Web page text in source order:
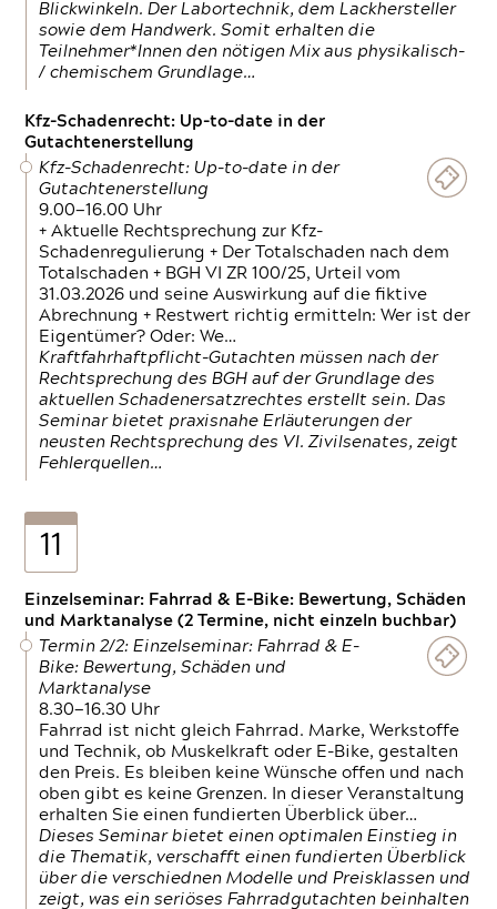
Blickwinkeln. Der Labortechnik, dem Lackhersteller
sowie dem Handwerk. Somit erhalten die
Teilnehmer*Innen den nötigen Mix aus physikalisch-
/ chemischem Grundlage…
Kfz-Schadenrecht: Up-to-date in der
Gutachtenerstellung
Kfz-Schadenrecht: Up-to-date in der
Gutachtenerstellung
9.00—16.00 Uhr
+ Aktuelle Rechtsprechung zur Kfz-
Schadenregulierung + Der Totalschaden nach dem
Totalschaden + BGH VI ZR 100/25, Urteil vom
31.03.2026 und seine Auswirkung auf die fiktive
Abrechnung + Restwert richtig ermitteln: Wer ist der
Eigentümer? Oder: We…
Kraftfahrhaftpflicht-Gutachten müssen nach der
Rechtsprechung des BGH auf der Grundlage des
aktuellen Schadenersatzrechtes erstellt sein. Das
Seminar bietet praxisnahe Erläuterungen der
neusten Rechtsprechung des VI. Zivilsenates, zeigt
Fehlerquellen…
11
Einzelseminar: Fahrrad & E-Bike: Bewertung, Schäden
und Marktanalyse (2 Termine, nicht einzeln buchbar)
Termin 2/2: Einzelseminar: Fahrrad & E-
Bike: Bewertung, Schäden und
Marktanalyse
8.30—16.30 Uhr
Fahrrad ist nicht gleich Fahrrad. Marke, Werkstoffe
und Technik, ob Muskelkraft oder E-Bike, gestalten
den Preis. Es bleiben keine Wünsche offen und nach
oben gibt es keine Grenzen. In dieser Veranstaltung
erhalten Sie einen fundierten Überblick über…
Dieses Seminar bietet einen optimalen Einstieg in
die Thematik, verschafft einen fundierten Überblick
über die verschiednen Modelle und Preisklassen und
zeigt, was ein seriöses Fahrradgutachten beinhalten